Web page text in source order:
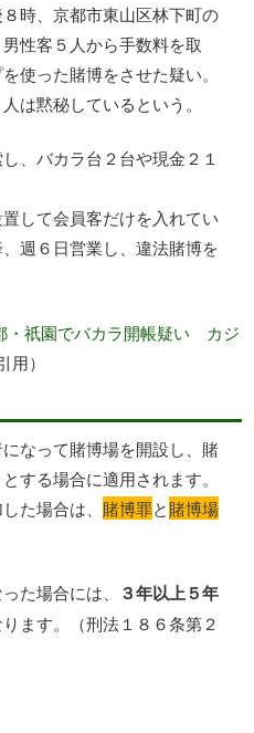
時、京都市東山区林下町の
性客５人から手数料を取
使った賭博をさせた疑い。
は黙秘しているという。
、バカラ台２台や現金２１
して会員客だけを入れてい
週６日営業し、違法賭博を
・祇園でバカラ開帳疑い カジ
用）
なって賭博場を開設し、賭
する場合に適用されます。
た場合は、 賭博罪と賭博場
た場合には、
３年以上５年
ます。（刑法１８６条第２